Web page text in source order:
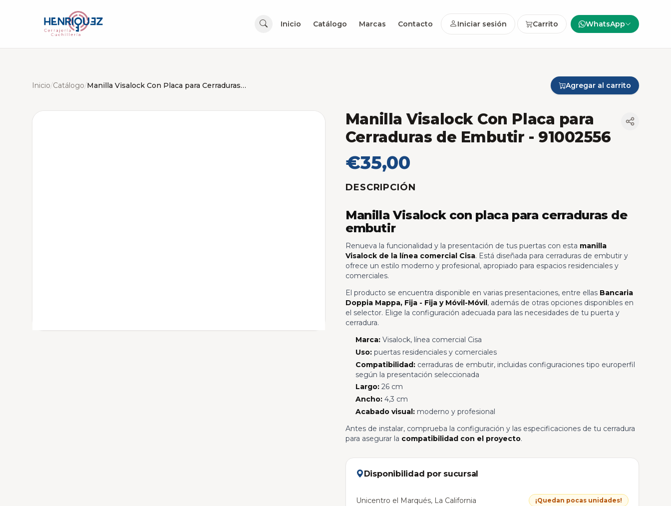
Inicio Catálogo Marcas Contacto Iniciar sesión Carrito WhatsApp
Inicio/Catálogo/ Manilla Visalock Con Placa para Cerraduras de Embutir Agregar al carrito
Manilla Visalock Con Placa para
Cerraduras de Embutir - 91002556
€35,00
DESCRIPCIÓN
Manilla Visalock con placa para cerraduras de
embutir
Renueva la funcionalidad y la presentación de tus puertas con esta manilla
Visalock de la línea comercial Cisa. Está diseñada para cerraduras de embutir y
ofrece un estilo moderno y profesional, apropiado para espacios residenciales y
comerciales.
El producto se encuentra disponible en varias presentaciones, entre ellas Bancaria
Doppia Mappa, Fija - Fija y Móvil-Móvil, además de otras opciones disponibles en
el selector. Elige la configuración adecuada para las necesidades de tu puerta y
cerradura.
Marca:Visalock, línea comercial Cisa
Uso:puertas residenciales y comerciales
Compatibilidad:cerraduras de embutir, incluidas configuraciones tipo europerfil
según la presentación seleccionada
Largo:26 cm
Ancho:4,3 cm
Acabado visual:moderno y profesional
Antes de instalar, comprueba la configuración y las especificaciones de tu cerradura
para asegurar la compatibilidad con el proyecto.
Disponibilidad por sucursal
Unicentro el Marqués, La California ¡Quedan pocas unidades!